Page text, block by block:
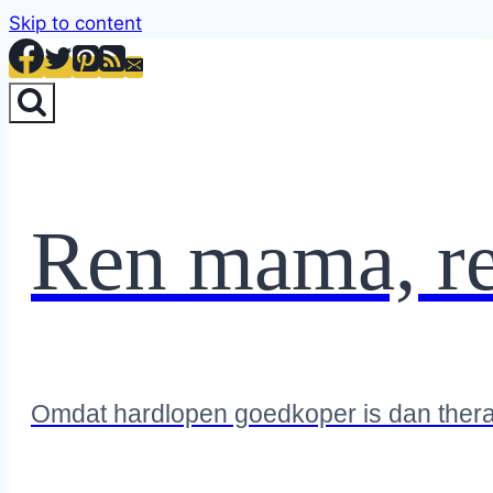
Skip to content
Ren mama,
Omdat hardlopen goedkoper is dan